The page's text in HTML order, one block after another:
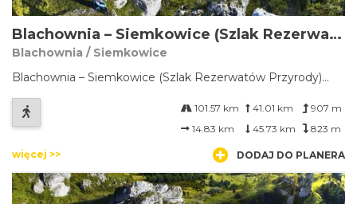
Blachownia – Siemkowice (Szlak Rezerwatów Przyrody)
Blachownia / Siemkowice
Blachownia – Siemkowice (Szlak Rezerwatów Przyrody)...
101.57 km 41.01 km
907 m
14.83 km
45.73 km 823 m
więcej >> DODAJ DO PLANERA